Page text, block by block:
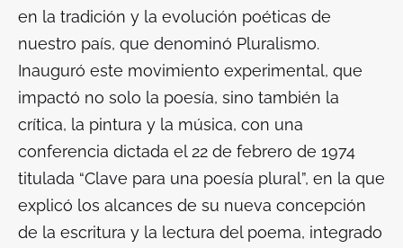
en la tradición y la evolución poéticas de
nuestro país, que denominó Pluralismo.
Inauguró este movimiento experimental, que
impactó no solo la poesía, sino también la
crítica, la pintura y la música, con una
conferencia dictada el 22 de febrero de 1974
titulada “Clave para una poesía plural”, en la que
explicó los alcances de su nueva concepción
de la escritura y la lectura del poema, integrado